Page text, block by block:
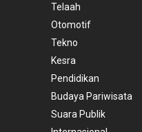
Telaah
Otomotif
Tekno
Kesra
Pendidikan
Budaya Pariwisata
Suara Publik